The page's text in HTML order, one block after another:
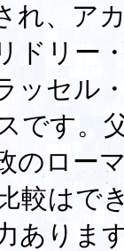
れ、ア
ドリー
ッセル
です。
のロー
較はで
ありま